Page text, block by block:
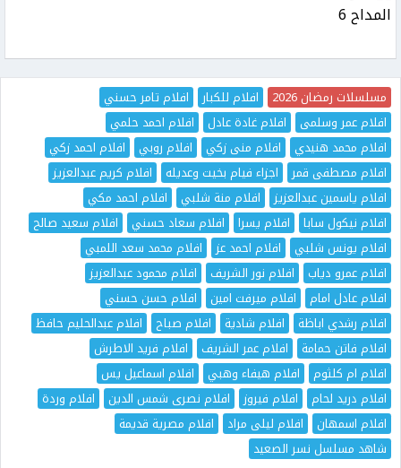
المداح 6
مسلسلات رمضان 2026 افلام للكبار
افلام تامر حسني
افلام عمر وسلمى
افلام غادة عادل
افلام احمد حلمي
افلام محمد هنيدي
افلام منى زكي افلام روبي
افلام احمد زكي
افلام مصطفى قمر
اجزاء فيام بخيت وعديله
افلام كريم عبدالعزيز
افلام ياسمين عبدالعزيز
افلام منة شلبي
افلام احمد مكي
افلام نيكول سابا
افلام يسرا افلام سعاد حسني
افلام سعيد صالح
افلام يونس شلبي
افلام احمد عز
افلام محمد سعد اللمبي
افلام عمرو دياب
افلام نور الشريف
افلام محمود عبدالعزيز
افلام عادل امام
افلام ميرفت امين
افلام حسن حسني
افلام رشدي اباظة
افلام شادية افلام صباح
افلام عبدالحليم حافظ
افلام فاتن حمامة
افلام عمر الشريف
افلام فريد الاطرش
افلام ام كلثوم
افلام هيفاء وهبي
افلام اسماعيل يس
افلام دريد لحام
افلام فيروز افلام نصرى شمس الدين
افلام وردة
افلام اسمهان
افلام ليلى مراد
افلام مصرية قديمة
شاهد مسلسل نسر الصعيد